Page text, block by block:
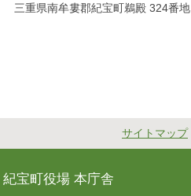
三重県南牟婁郡紀宝町鵜殿 324番地
サイトマップ
紀宝町役場 本庁舎